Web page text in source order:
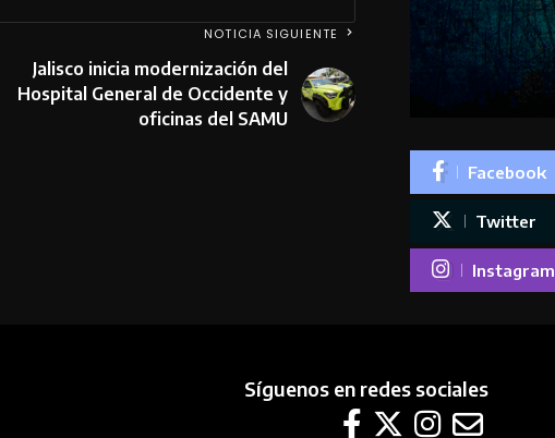
NOTICIA SIGUIENTE
Jalisco inicia modernización del
Hospital General de Occidente y
oficinas del SAMU
Facebook
Twitter
Instagram
Síguenos en redes sociales